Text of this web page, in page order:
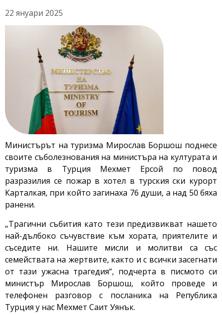
22 януари 2025
Министърът на туризма Мирослав Боршош поднесе
своите съболезнования на министъра на културата и
туризма в Турция Мехмет Ерсой по повод
разразилия се пожар в хотел в турския ски курорт
Карталкая, при който загинаха 76 души, а над 50 бяха
ранени.
„Трагични събития като тези предизвикват нашето
най-дълбоко съчувствие към хората, приятелите и
съседите ни. Нашите мисли и молитви са със
семействата на жертвите, както и с всички засегнати
от тази ужасна трагедия“, подчерта в писмото си
министър Мирослав Боршош, който проведе и
телефонен разговор с посланика на Република
Турция у нас Мехмет Саит Уянък.